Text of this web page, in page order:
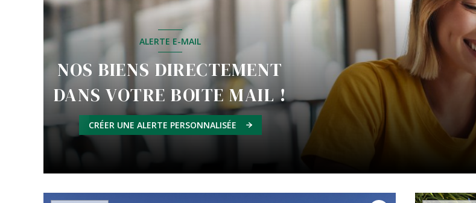
ALERTE E-MAIL
NOS BIENS DIRECTEMENT
DANS VOTRE BOITE MAIL !
CRÉER UNE ALERTE PERSONNALISÉE